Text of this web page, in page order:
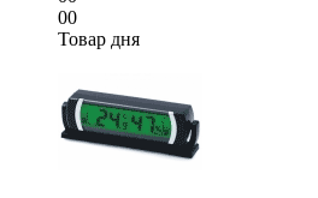
00
Товар дня